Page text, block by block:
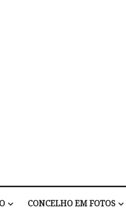
CONCELHO EM FOTOS